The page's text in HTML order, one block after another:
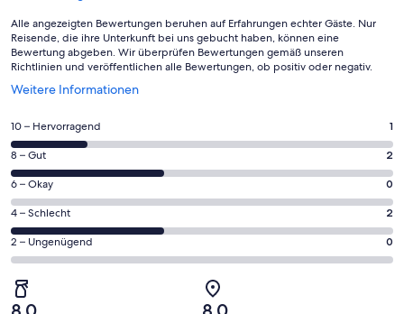
Alle angezeigten Bewertungen beruhen auf Erfahrungen echter Gäste. Nur
Reisende, die ihre Unterkunft bei uns gebucht haben, können eine
Bewertung abgeben. Wir überprüfen Bewertungen gemäß unseren
Richtlinien und veröffentlichen alle Bewertungen, ob positiv oder negativ.
Weitere Informationen
Wird
einem
neuen
Fenster
geöffnet
1
von
insgesamt
5
Gästebewertungen
haben
eine
Bewertung
von
10
10 – Hervorragend 1
2
von
insgesamt
5
Gästebewertungen
haben
Bewertung
von
8 – Gut 2
0
von
insgesamt
5
Gästebewertungen
haben
eine
6 – Okay 0
2
von
insgesamt
Gästebewertungen
haben
4 – Schlecht 2
0
von
insgesamt
5
2 – Ungenügend 0